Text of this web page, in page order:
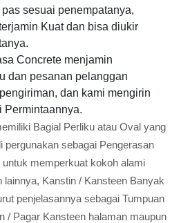
sesuai penempatanya,
Kuat dan bisa diukir
Concrete menjamin
dan pesanan pelanggan
dan kami mengirin
Permintaannya.
Bagial Perliku atau Oval yang
pergunakan sebagai Pengerasan
untuk memperkuat kokoh alami
lainnya, Kanstin / Kansteen Banyak
penjelasannya sebagai Tumpuan
/ Pagar Kansteen halaman maupun